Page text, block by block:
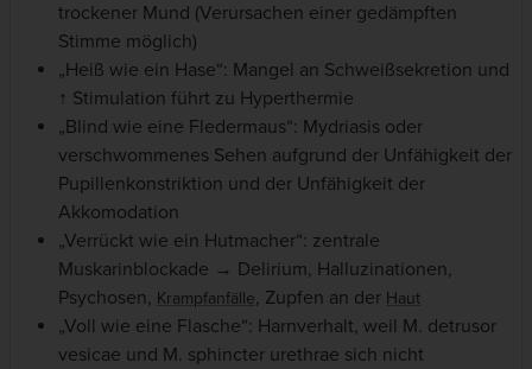
trockener Mund (Verursachen einer gedämpften
Stimme möglich)
„Heiß wie ein Hase“: Mangel an Schweißsekretion und
↑ Stimulation führt zu Hyperthermie
„Blind wie eine Fledermaus“: Mydriasis oder
verschwommenes Sehen aufgrund der Unfähigkeit der
Pupillenkonstriktion und der Unfähigkeit der
Akkomodation
„Verrückt wie ein Hutmacher“: zentrale
Muskarinblockade → Delirium, Halluzinationen,
Psychosen, Krampfanfälle, Zupfen an der Haut
„Voll wie eine Flasche“: Harnverhalt, weil M. detrusor
vesicae und M. sphincter urethrae sich nicht